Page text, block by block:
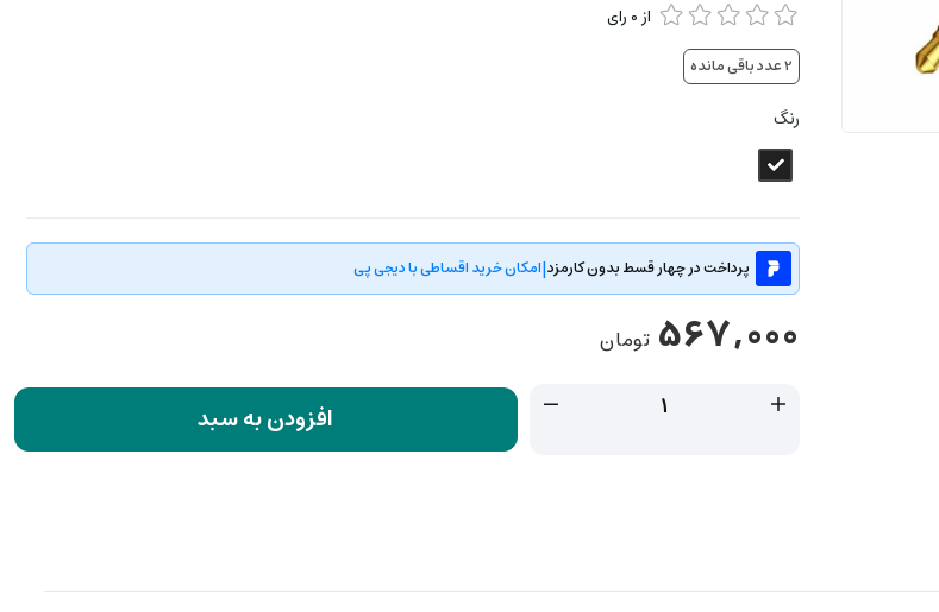
از0 رای
2عدد باقی مانده
رنگ
پرداخت در چهار قسط بدون کارمزد|امکان خرید اقساطی با دیجی پی
567,000 تومان
افزودن به سبد